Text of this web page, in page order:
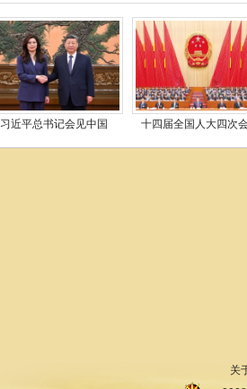
习近平总书记会见中国 十四届全国人大四次
关